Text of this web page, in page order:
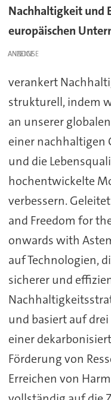
Nachhaltigkeit und
europäischen
ANZEIGE
verankert
strukturell, indem
an unserer
einer nachhaltigen
und die
hochentwickelte
verbessern.
and Freedom for
onwards with
auf Technologien,
sicherer und
und basiert auf
einer
Förderung von
Erreichen von